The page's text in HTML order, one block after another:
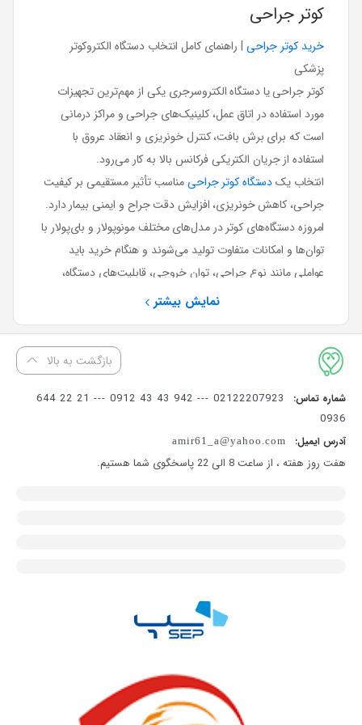
کوتر جراحی
خرید کوتر جراحی | راهنمای کامل انتخاب دستگاه الکتروکوتر
پزشکی
کوتر جراحی یا دستگاه الکتروسرجری یکی از مهم‌ترین تجهیزات
مورد استفاده در اتاق عمل، کلینیک‌های جراحی و مراکز درمانی
است که برای برش بافت، کنترل خونریزی و انعقاد عروق با
استفاده از جریان الکتریکی فرکانس بالا به کار می‌رود.
انتخاب یکدستگاه کوتر جراحیمناسب تأثیر مستقیمی بر کیفیت
جراحی، کاهش خونریزی، افزایش دقت جراح و ایمنی بیمار دارد.
امروزه دستگاه‌های کوتر در مدل‌های مختلف مونوپولار و بای‌پولار با
توان‌ها و امکانات متفاوت تولید می‌شوند و هنگام خرید باید
عواملی مانند نوع جراحی، توان خروجی، قابلیت‌های دستگاه،
سیستم‌های ایمنی و خدمات پس از فروش مورد توجه قرار گیرد.
⸻
را بدون استفاده از تیغ جراحی فراهم می‌کند.
کاربردهای دستگاه کوتر جراحی
* کنترل خونریزی حین جراحی
* برش دقیق بافت نرم
نمایش بیشتر
بازگشت به بالا
شماره تماس:
02122207923 --- 942 43 43 0912 --- 21 22 644
0936
آدرس ایمیل: amir61_a@yahoo.com
هفت روز هفته ، از ساعت 8 الی 22 پاسخگوی شما هستیم.